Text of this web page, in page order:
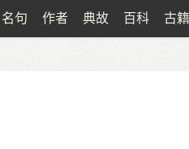
名句 作者 典故 百科 古籍